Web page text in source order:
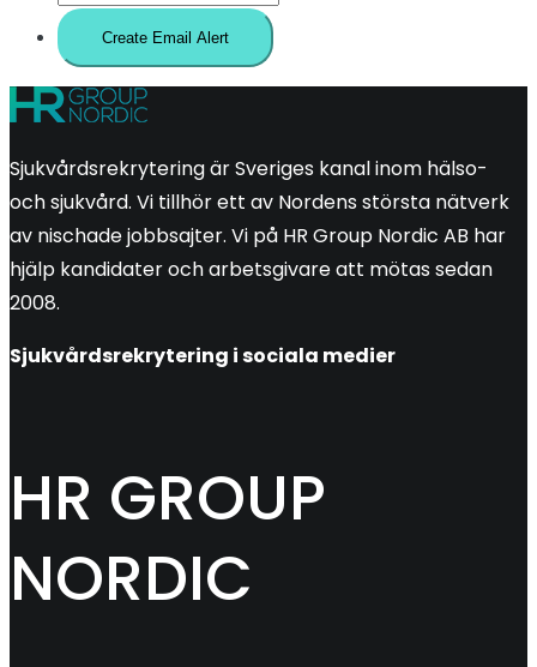
Sjukvårdsrekrytering är Sveriges kanal inom hälso-
och sjukvård. Vi tillhör ett av Nordens största nätverk
av nischade jobbsajter. Vi på HR Group Nordic AB har
hjälp kandidater och arbetsgivare att mötas sedan
2008.
Sjukvårdsrekrytering i sociala medier
HR GROUP
NORDIC